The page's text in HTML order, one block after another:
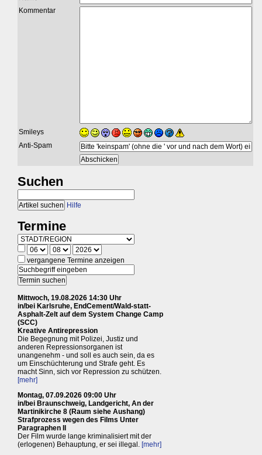
Kommentar
Smileys
Anti-Spam
Suchen
Hilfe
Termine
vergangene Termine anzeigen
Mittwoch, 19.08.2026 14:30 Uhr
in/bei Karlsruhe, EndCement/Wald-statt-
Asphalt-Zelt auf dem System Change Camp
(SCC)
Kreative Antirepression
Die Begegnung mit Polizei, Justiz und
anderen Repressionsorganen ist
unangenehm - und soll es auch sein, da es
um Einschüchterung und Strafe geht. Es
macht Sinn, sich vor Repression zu schützen.
[mehr]
Montag, 07.09.2026 09:00 Uhr
in/bei Braunschweig, Landgericht, An der
Martinikirche 8 (Raum siehe Aushang)
Strafprozess wegen des Films Unter
Paragraphen II
Der Film wurde lange kriminalisiert mit der
(erlogenen) Behauptung, er sei illegal. [mehr]